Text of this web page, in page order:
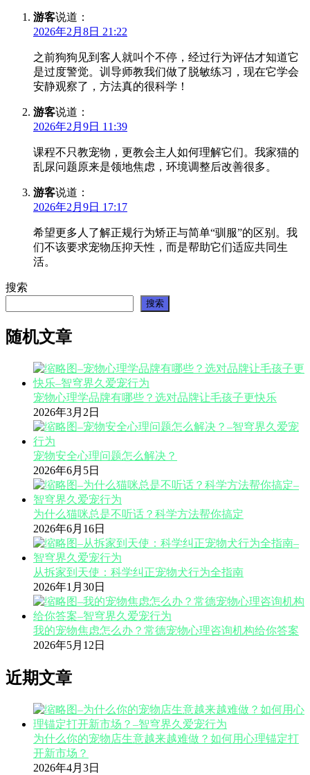
游客说道：
2026年2月8日 21:22
之前狗狗见到客人就叫个不停，经过行为评估才知道它
是过度警觉。训导师教我们做了脱敏练习，现在它学会
安静观察了，方法真的很科学！
游客说道：
2026年2月9日 11:39
课程不只教宠物，更教会主人如何理解它们。我家猫的
乱尿问题原来是领地焦虑，环境调整后改善很多。
游客说道：
2026年2月9日 17:17
希望更多人了解正规行为矫正与简单“驯服”的区别。我
们不该要求宠物压抑天性，而是帮助它们适应共同生
活。
搜索
搜索
随机文章
宠物心理学品牌有哪些？选对品牌让毛孩子更快乐
2026年3月2日
宠物安全心理问题怎么解决？
2026年6月5日
为什么猫咪总是不听话？科学方法帮你搞定
2026年6月16日
从拆家到天使：科学纠正宠物犬行为全指南
2026年1月30日
我的宠物焦虑怎么办？常德宠物心理咨询机构给你答案
2026年5月12日
近期文章
为什么你的宠物店生意越来越难做？如何用心理锚定打
开新市场？
2026年4月3日